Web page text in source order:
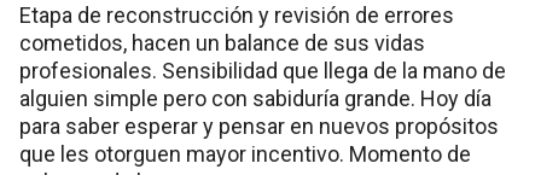
Etapa de reconstrucción y revisión de errores
cometidos, hacen un balance de sus vidas
profesionales. Sensibilidad que llega de la mano de
alguien simple pero con sabiduría grande. Hoy día
para saber esperar y pensar en nuevos propósitos
que les otorguen mayor incentivo. Momento de